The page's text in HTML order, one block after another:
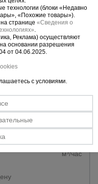
40
33
м³/час
технологии (блоки «Недавно
«Похожие товары»).
странице «Сведения о
Реклама) осуществляют
основании разрешения
от 04.06.2025.
с условиями.